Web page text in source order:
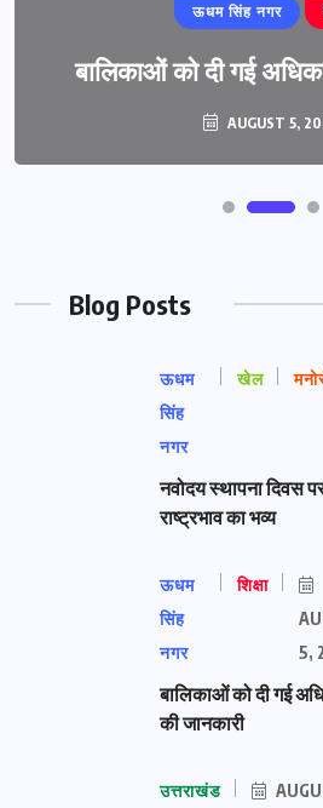
ऊधम सिंह नगर
बालिकाओं को दी गई
AUGUST 5,
Blog Posts
ऊधम
सिंह
नगर
खेल
नवोदय स्थापना दिवस
राष्ट्रभाव का भव्य
ऊधम
सिंह
नगर
शिक्षा
5,
बालिकाओं को दी गई
की जानकारी
उत्तराखंड